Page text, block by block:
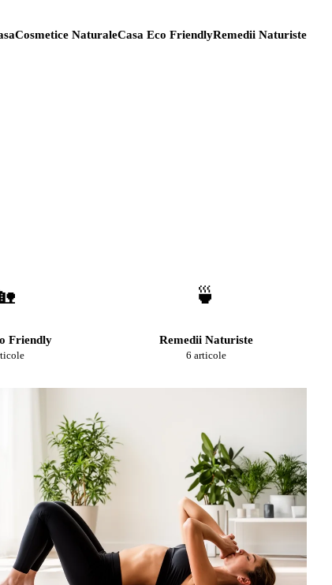
Cosmetice NaturaleCasa Eco FriendlyRemedii Naturiste
Friendly
🍵
Remedii Naturiste
6 articole